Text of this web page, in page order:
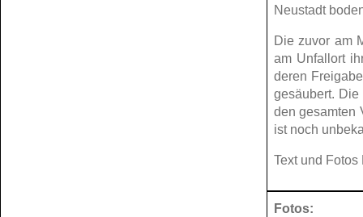
Neustadt
Die zuvor am
am Unfallort
deren
gesäubert. Die
den gesamten
ist noch
Text und
Fotos: